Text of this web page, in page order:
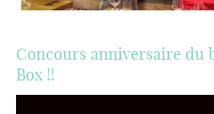
Concours anniversaire du
Box !!